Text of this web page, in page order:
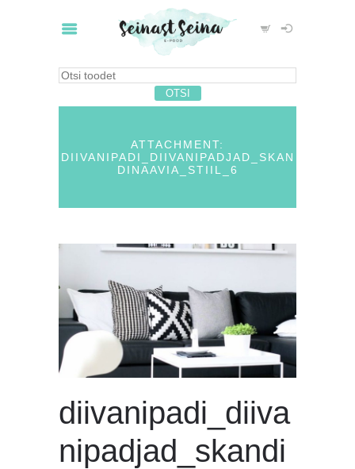
ATTACHMENT:
DIIVANIPADI_DIIVANIPADJAD_SKAN
DINAAVIA_STIIL_6
diivanipadi_diiva
nipadjad_skandi